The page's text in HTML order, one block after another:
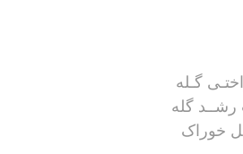
گـله
رشــد گله
خوراک